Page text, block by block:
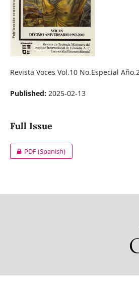
Revista Voces Vol.10 No.Especial
Published: 2025-02-13
Full Issue
PDF (Spanish)